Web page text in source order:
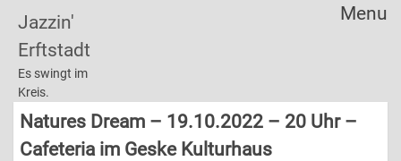
Jazzin'
Erftstadt
Es swingt im
Kreis.
Menu
Natures Dream – 19.10.2022 – 20 Uhr –
Cafeteria im Geske Kulturhaus